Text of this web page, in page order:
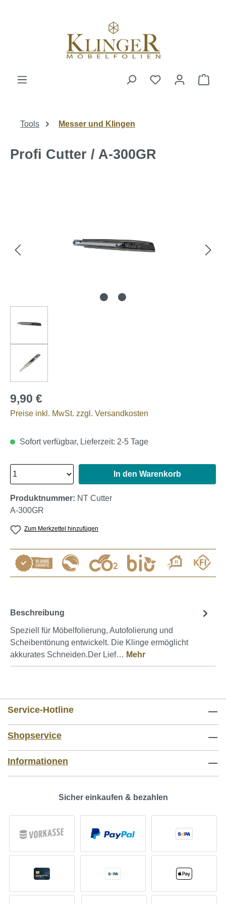
Tools Messer und Klingen
Profi Cutter / A-300GR
9,90 €
Preise inkl. MwSt. zzgl. Versandkosten
Sofort verfügbar, Lieferzeit: 2-5 Tage
In den Warenkorb
Zum Merkzettel hinzufügen
Produktnummer: NT Cutter
A-300GR
Beschreibung
Speziell für Möbelfolierung, Autofolierung und
Scheibentönung entwickelt. Die Klinge ermöglicht
akkurates Schneiden.Der Lief… Mehr
Service-Hotline
Shopservice
Informationen
Sicher einkaufen & bezahlen